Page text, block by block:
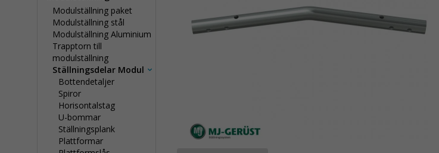
Modulställning paket
Modulställning stål
Modulställning Aluminium
Trapptorn till
modulställning
Ställningsdelar Modul
Bottendetaljer
Spiror
Horisontalstag
U-bommar
Ställningsplank
Plattformar